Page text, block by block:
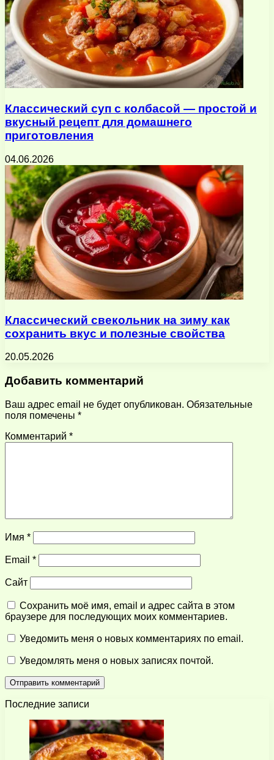
Классический суп с колбасой — простой и
вкусный рецепт для домашнего
приготовления
04.06.2026
Классический свекольник на зиму как
сохранить вкус и полезные свойства
20.05.2026
Добавить комментарий
Ваш адрес email не будет опубликован. Обязательные
поля помечены *
Комментарий *
Имя *
Email *
Сайт
Сохранить моё имя, email и адрес сайта в этом
браузере для последующих моих комментариев.
Уведомить меня о новых комментариях по email.
Уведомлять меня о новых записях почтой.
Последние записи